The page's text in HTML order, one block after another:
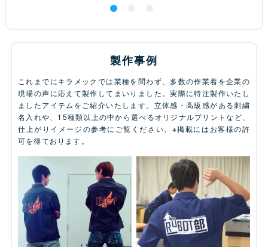
製作事例
これまでにキラメックでは業種を問わず、多数の作業着を企業の
現場の声に応えて製作してまいりました。実際に特注製作いたし
ましたアイテムをご紹介いたします。立体感・高級感がある刺繍
名入れや、15種類以上の中から選べるオリジナルプリントなど、
仕上がりイメージの参考にご覧ください。※掲載にはお客様の許
可を得ております。